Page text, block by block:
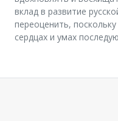
вклад в развитие
переоценить,
сердцах и умах